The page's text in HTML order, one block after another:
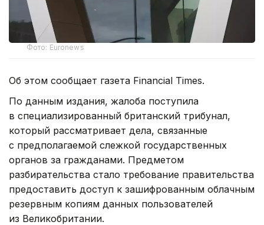
Фото: Euronews
Об этом сообщает газета Financial Times.
По данным издания, жалоба поступила
в специализированный британский трибунал,
который рассматривает дела, связанные
с предполагаемой слежкой государственных
органов за гражданами. Предметом
разбирательства стало требование правительства
предоставить доступ к зашифрованным облачным
резервным копиям данных пользователей
из Великобритании.